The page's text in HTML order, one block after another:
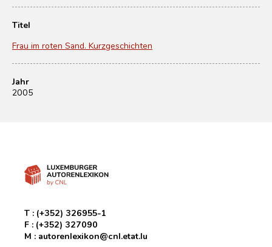
Titel
Frau im roten Sand. Kurzgeschichten
Jahr
2005
T : (+352) 326955-1
F : (+352) 327090
M : autorenlexikon@cnl.etat.lu